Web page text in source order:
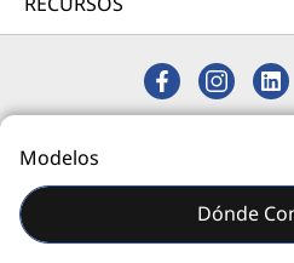
Servicios de
Proteja su inversión en TI.
día: 24/7/365.
Más información
Modelos
Dónde